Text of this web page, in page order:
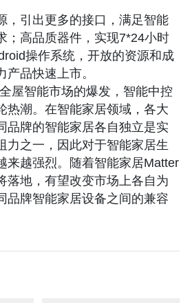
，引出更多的接口，满足智能
；高品质器件，实现7*24小时
操作系统，开放的资源和成
品快速上市。
屋智能市场的爆发，智能中控
热潮。在智能家居领域，各大
品牌的智能家居各自独立是实
力之一，因此对于智能家居生
来越强烈。随着智能家居Matter
落地，有望改变市场上各自为
品牌智能家居设备之间的兼容